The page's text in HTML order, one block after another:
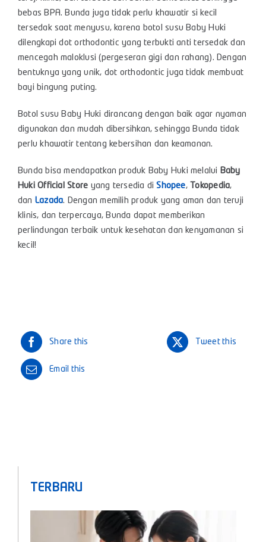
bebas BPA. Bunda juga tidak perlu khawatir si kecil
tersedak saat menyusu, karena botol susu Baby Huki
dilengkapi dot orthodontic yang terbukti anti tersedak dan
mencegah maloklusi (pergeseran gigi dan rahang). Dengan
bentuknya yang unik, dot orthodontic juga tidak membuat
bayi bingung puting.
Botol susu Baby Huki dirancang dengan baik agar nyaman
digunakan dan mudah dibersihkan, sehingga Bunda tidak
perlu khawatir tentang kebersihan dan keamanan.
Bunda bisa mendapatkan produk Baby Huki melalui Baby
Huki Official Store yang tersedia diShopee, Tokopedia,
dan Lazada. Dengan memilih produk yang aman dan teruji
klinis, dan terpercaya, Bunda dapat memberikan
perlindungan terbaik untuk kesehatan dan kenyamanan si
kecil!
Share this Tweet this
Email this
TERBARU